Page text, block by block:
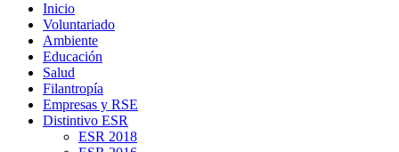
Inicio
Voluntariado
Ambiente
Educación
Salud
Filantropía
Empresas y RSE
Distintivo ESR
ESR 2018